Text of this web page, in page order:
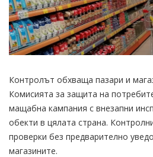
Контролът обхваща пазари и
Комисията за защита на
мащабна кампания с внезапни
обекти в цялата страна.
проверки без предварително
магазините.